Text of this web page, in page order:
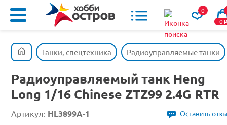
0
0o
Танки, спецтехника Радиоуправляемые танки
Радиоуправляемый танк Heng
Long 1/16 Chinese ZTZ99 2.4G RTR
Артикул: HL3899A-1
Оставить